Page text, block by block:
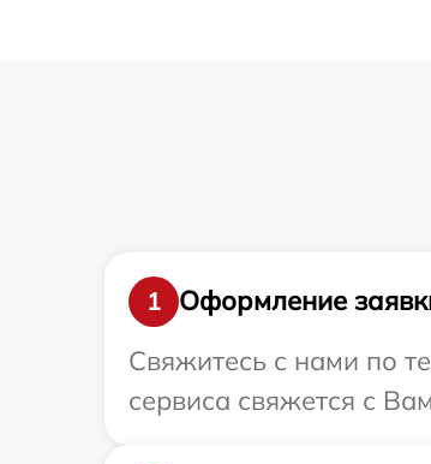
1
Оформление
Свяжитесь с нами по
сервиса свяжется с